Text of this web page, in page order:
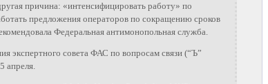
причина: «интенсифицировать работу» по
предложения операторов по сокращению сроков
Федеральная антимонопольная служба.
экспертного совета ФАС по вопросам связи (“Ъ”
апреля.